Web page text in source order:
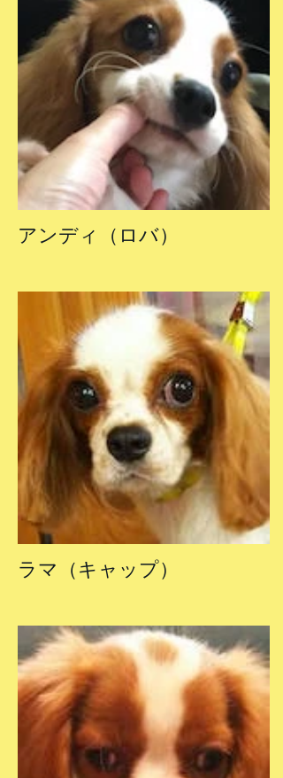
アンディ（ロバ）
ラマ（キャップ）